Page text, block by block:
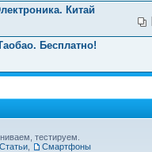
Китай
Бесплатно!
тестируем.
Статьи Смартфоны